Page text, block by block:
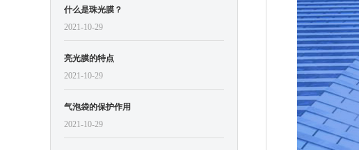
什么是珠光膜？
2021-10-29
亮光膜的特点
2021-10-29
气泡袋的保护作用
2021-10-29